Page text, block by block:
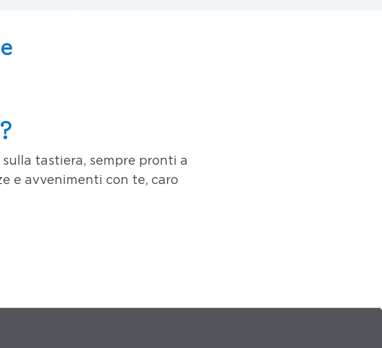
tastiera, sempre pronti a
e avvenimenti con te, caro